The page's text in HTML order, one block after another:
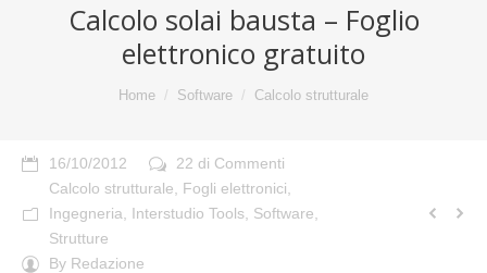
Calcolo solai bausta – Foglio
elettronico gratuito
You are here:Home Software Calcolo strutturale
16/10/2012
22 di Commenti
Calcolo strutturale
Fogli elettronici
Ingegneria
Interstudio Tools Software
Strutture
By Redazione